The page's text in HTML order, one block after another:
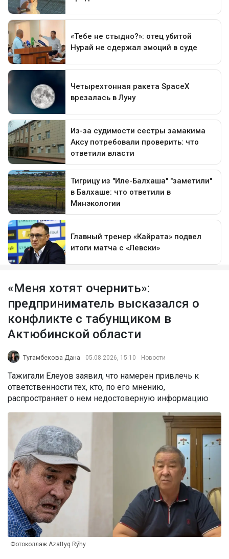
«Меня хотят очернить»:
предприниматель высказался о
конфликте с табунщиком в
Актюбинской области
Тугамбекова Дана 05.08.2026, 15:10 Новости
Тажигали Елеуов заявил, что намерен привлечь к
ответственности тех, кто, по его мнению,
распространяет о нем недостоверную информацию
Фотоколлаж Azattyq Rýhy